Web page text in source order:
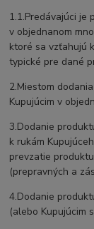
1.1.Predávajúci je
v objednanom
ktoré sa vzťahujú
typické pre dané
2.Miestom
Kupujúcim v
3.Dodanie
k rukám
prevzatie
(prepravných a
4.Dodanie
(alebo Kupujúcim